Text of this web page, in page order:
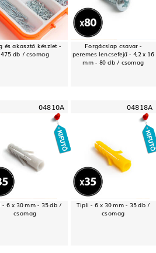
és akasztó készlet -
475 db / csomag
Forgácslap csavar -
peremes lencsefejű - 4,2 x 16
mm - 80 db / csomag
04810A
- 6 x 30 mm - 35 db /
csomag
04818A
Tipli - 6 x 30 mm - 35 db /
csomag